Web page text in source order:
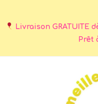
Livraison GRATUITE
Prêt